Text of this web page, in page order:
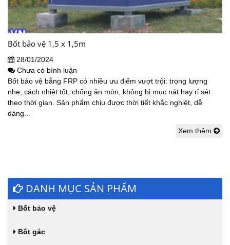
Bốt bảo vệ 1,5 x 1,5m
28/01/2024
Chưa có bình luận
Bốt bảo vệ bằng FRP có nhiều ưu điểm vượt trội: trọng lượng
nhẹ, cách nhiệt tốt, chống ăn mòn, không bị mục nát hay rỉ sét
theo thời gian. Sản phẩm chịu được thời tiết khắc nghiệt, dễ
dàng...
Xem thêm
DANH MỤC SẢN PHẨM
Bốt bảo vệ
Bốt gác